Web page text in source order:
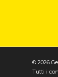
© 2026
Tutti i